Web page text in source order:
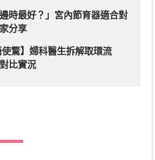
邊時最好？」宮內節育器適合對
分享
使驚】婦科醫生拆解取環流
比實況